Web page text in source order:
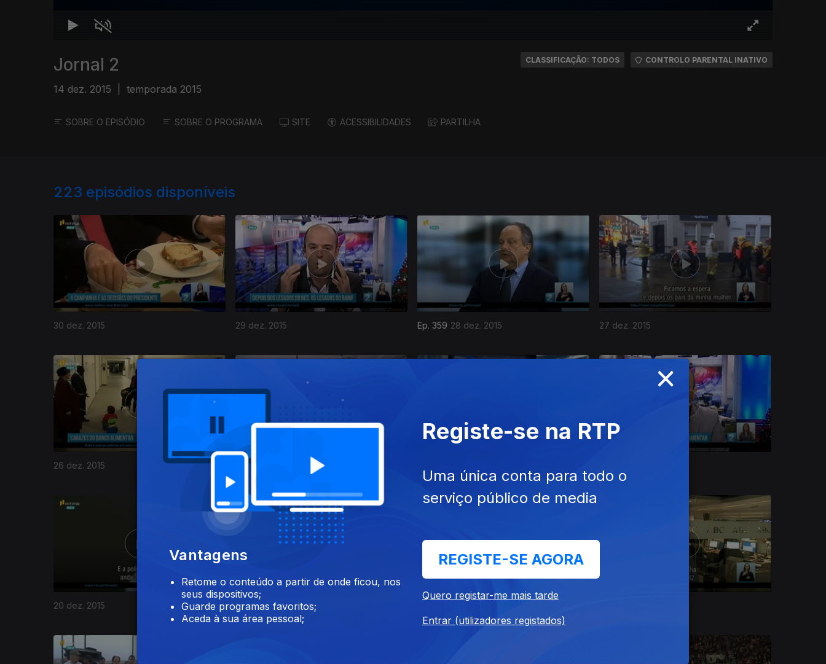
Jornal 2
14 dez. 2015 temporada 2015
CLASSIFICAÇÃO: TODOS CONTROLO PARENTAL INATIVO
SOBRE O EPISÓDIO SOBRE O PROGRAMA SITE ACESSIBILIDADES PARTILHA
223 episódios disponíveis
30 dez. 2015 29 dez. 2015 Ep. 359 28 dez. 2015 27 dez. 2015
26 dez. 2015 23 dez. 2015
20 dez. 2015 19 dez. 2015
217911
×
Vantagens
Retome o conteúdo a partir de onde ficou, nos
seus dispositivos;
Guarde programas favoritos;
Aceda à sua área pessoal;
Registe-se na RTP
Uma única conta para todo o
serviço público de media
REGISTE-SE AGORA
Quero registar-me mais tarde
Entrar (utilizadores registados)